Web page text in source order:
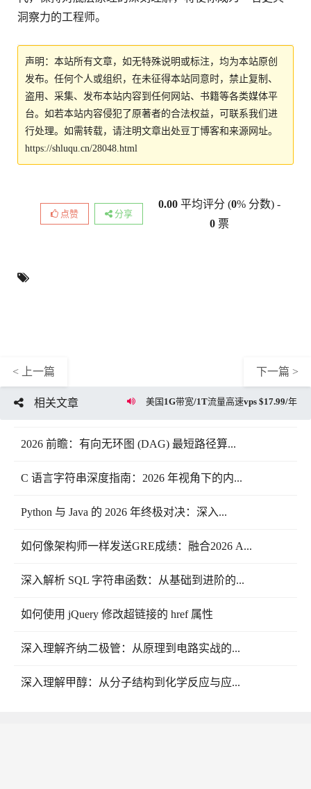
洞察力的工程师。
声明：本站所有文章，如无特殊说明或标注，均为本站原创
发布。任何个人或组织，在未征得本站同意时，禁止复制、
盗用、采集、发布本站内容到任何网站、书籍等各类媒体平
台。如若本站内容侵犯了原著者的合法权益，可联系我们进
行处理。如需转载，请注明文章出处豆丁博客和来源网址。
https://shluqu.cn/28048.html
点赞 分享
0.00 平均评分 (0% 分数) -
0 票
< 上一篇 下一篇 >
相关文章 美国1G带宽/1T流量高速vps $17.99/年
2026 前瞻：有向无环图 (DAG) 最短路径算...
C 语言字符串深度指南：2026 年视角下的内...
Python 与 Java 的 2026 年终极对决：深入...
如何像架构师一样发送GRE成绩：融合2026 A...
深入解析 SQL 字符串函数：从基础到进阶的...
如何使用 jQuery 修改超链接的 href 属性
深入理解齐纳二极管：从原理到电路实战的...
深入理解甲醇：从分子结构到化学反应与应...